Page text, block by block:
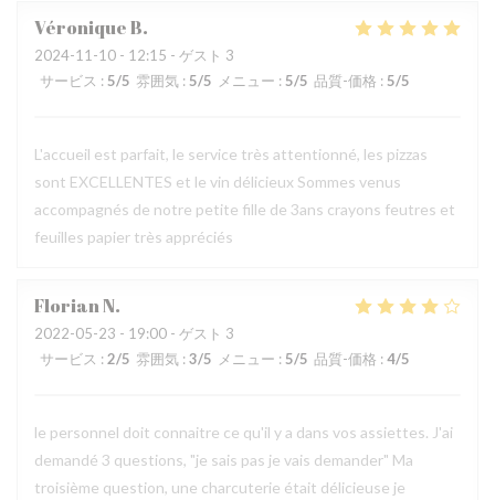
VéroniqueB
2024-11-10 - 12:15 - ゲスト 3
サービス : 5/5 雰囲気 : 5/5 メニュー : 5/5 品質-価格 : 5/5
L'accueil est parfait, le service très attentionné, les pizzas
sont EXCELLENTES et le vin délicieux Sommes venus
accompagnés de notre petite fille de 3ans crayons feutres et
feuilles papier très appréciés
FlorianN
2022-05-23 - 19:00 - ゲスト 3
サービス : 2/5 雰囲気 : 3/5 メニュー : 5/5 品質-価格 : 4/5
le personnel doit connaitre ce qu'il y a dans vos assiettes. J'ai
demandé 3 questions, "je sais pas je vais demander" Ma
troisième question, une charcuterie était délicieuse je